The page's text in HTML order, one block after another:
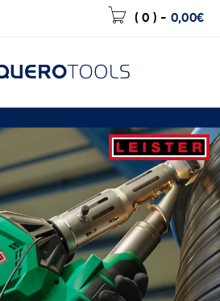
( 0 ) - 0,00€